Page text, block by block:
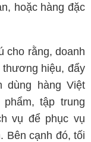
hoặc hàng đặc
cho rằng, doanh
thương hiệu, đẩy
dùng hàng Việt
tập trung
vụ để phục vụ
Bên cạnh đó, tối